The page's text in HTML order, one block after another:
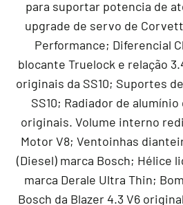
para suportar potencia de
upgrade de servo de
Performance; Diferencial
blocante Truelock e relação
originais da SS10; Suportes
SS10; Radiador de
originais. Volume interno
Motor V8; Ventoinhas
(Diesel) marca Bosch; Hélice
marca Derale Ultra Thin;
Bosch da Blazer 4.3 V6